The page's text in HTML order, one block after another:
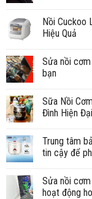
Nồi Cuckoo
Hiệu Quả
Sửa nồi
bạn
Sữa Nồi
Đình Hiện Đại
Trung tâm
tin cậy để
Sửa nồi
hoạt động